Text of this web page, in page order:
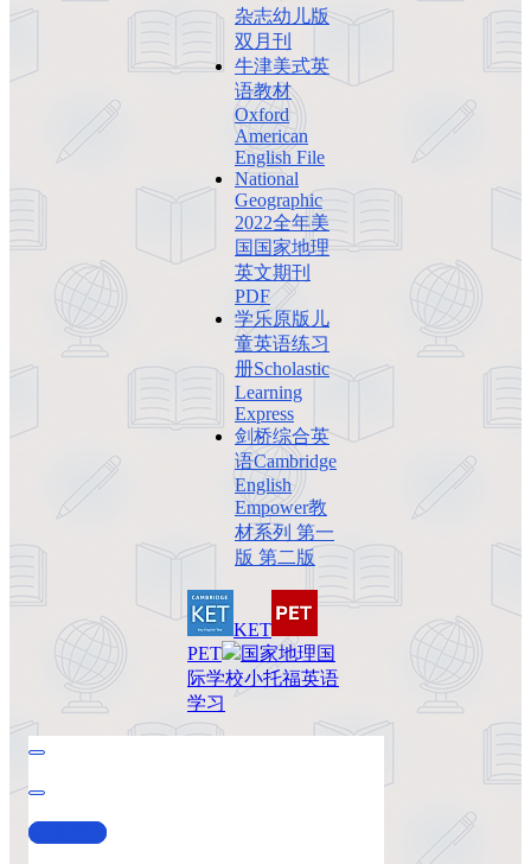
杂志幼儿版
双月刊
牛津美式英
语教材
Oxford
American
English File
National
Geographic
2022全年美
国国家地理
英文期刊
PDF
学乐原版儿
童英语练习
册Scholastic
Learning
Express
剑桥综合英
语Cambridge
English
Empower教
材系列 第一
版 第二版
KET
PET
国家地理国
际学校小托福英语
学习
查看演示